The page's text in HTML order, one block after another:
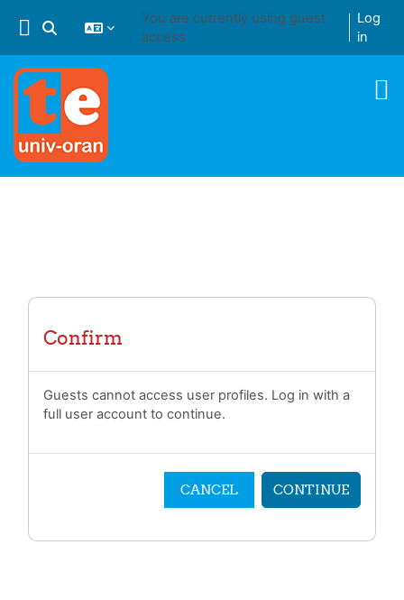
Toggle search input
You are currently using guest
access
Log
in
Confirm
Guests cannot access user profiles. Log in with a
full user account to continue.
CANCEL CONTINUE